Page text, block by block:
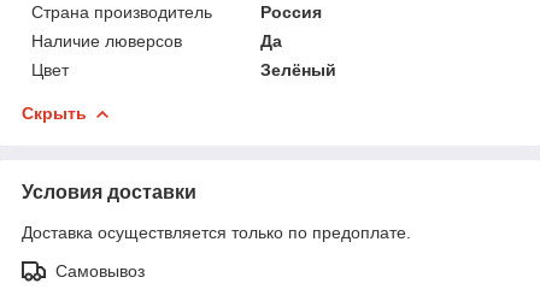
Страна производитель
Россия
Наличие люверсов
Да
Цвет
Зелёный
Скрыть
Условия доставки
Доставка осуществляется только по предоплате.
Самовывоз